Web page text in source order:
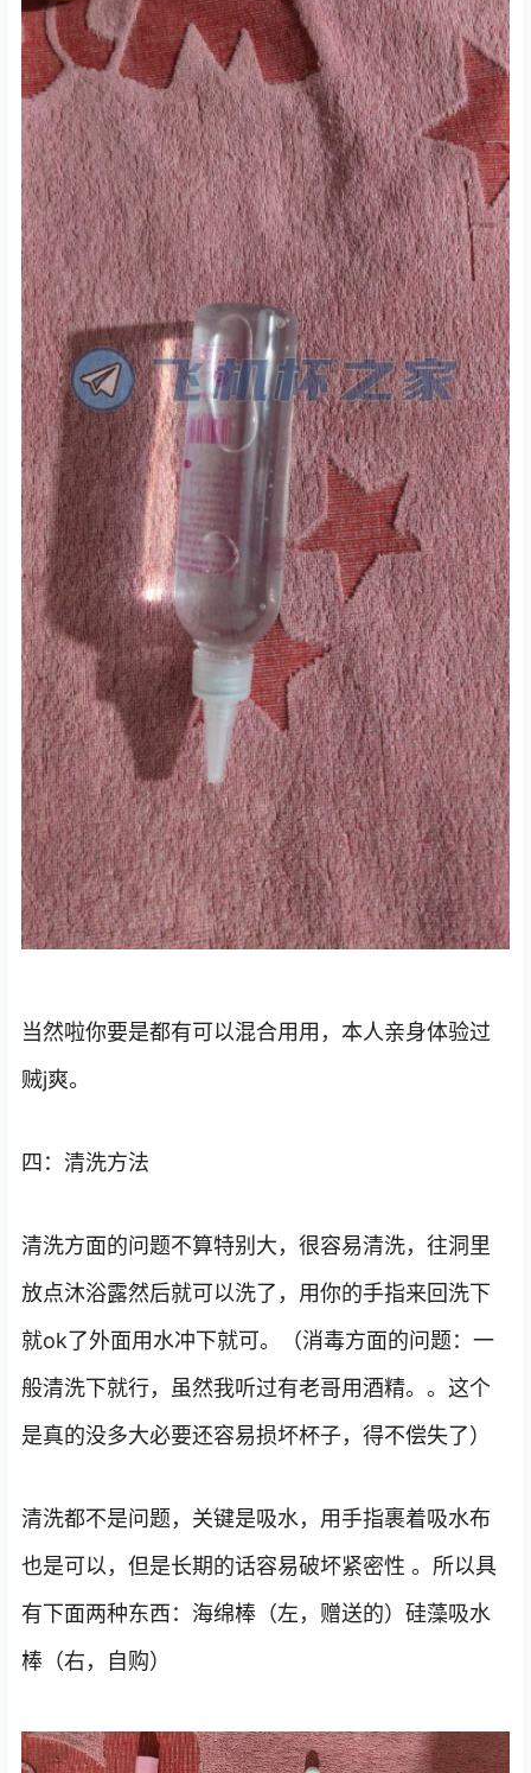
当然啦你要是都有可以混合用用，本人亲身体验过
贼j爽。
四：清洗方法
清洗方面的问题不算特别大，很容易清洗，往洞里
放点沐浴露然后就可以洗了，用你的手指来回洗下
就ok了外面用水冲下就可。（消毒方面的问题：一
般清洗下就行，虽然我听过有老哥用酒精。。这个
是真的没多大必要还容易损坏杯子，得不偿失了）
清洗都不是问题，关键是吸水，用手指裹着吸水布
也是可以，但是长期的话容易破坏紧密性 。所以具
有下面两种东西：海绵棒（左，赠送的）硅藻吸水
棒（右，自购）